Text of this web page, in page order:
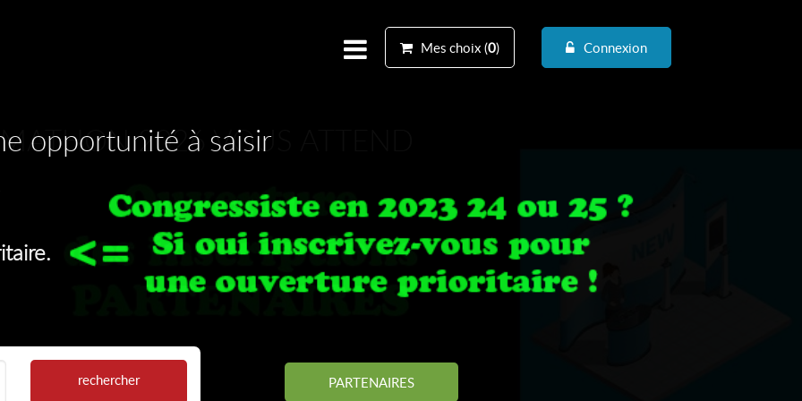
Mes choix (0) Connexion
opportunité à saisir
2026 VOUS ATTEND
rechercher PARTENAIRES